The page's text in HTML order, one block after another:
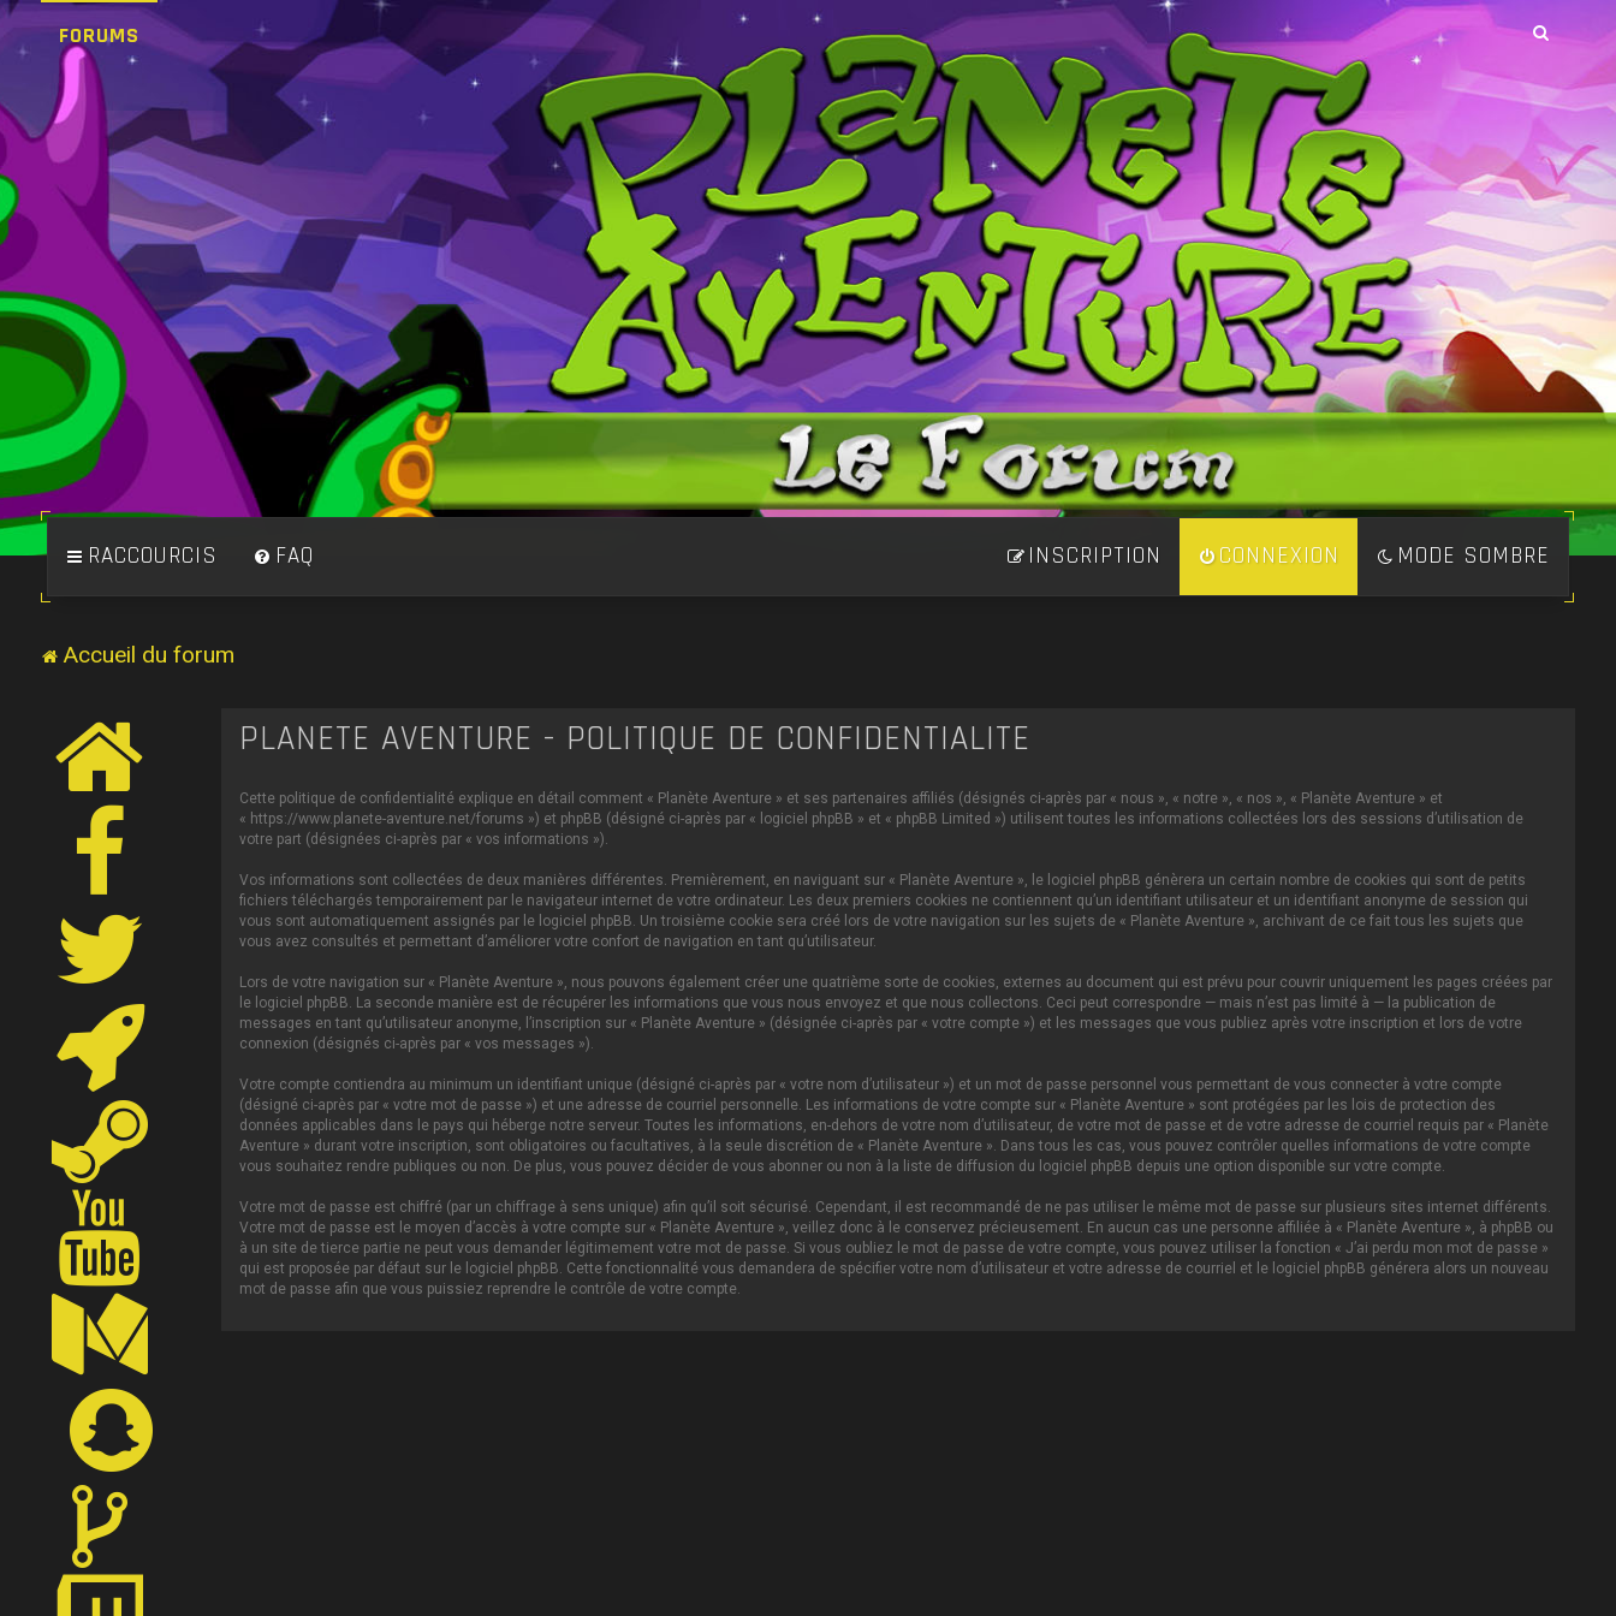
FORUMS
RACCOURCIS MODE SOMBRE
FAQ CONNEXION
INSCRIPTION
Accueil du forum
PLANÈTE AVENTURE - POLITIQUE DE CONFIDENTIALITÉ
Cette politique de confidentialité explique en détail comment « Planète Aventure » et ses partenaires affiliés (désignés ci-après par « nous », « notre », « nos », « Planète Aventure » et
« https://www.planete-aventure.net/forums ») et phpBB (désigné ci-après par « logiciel phpBB » et « phpBB Limited ») utilisent toutes les informations collectées lors des sessions d’utilisation de
votre part (désignées ci-après par « vos informations »).
Vos informations sont collectées de deux manières différentes. Premièrement, en naviguant sur « Planète Aventure », le logiciel phpBB génèrera un certain nombre de cookies qui sont de petits
fichiers téléchargés temporairement par le navigateur internet de votre ordinateur. Les deux premiers cookies ne contiennent qu’un identifiant utilisateur et un identifiant anonyme de session qui
vous sont automatiquement assignés par le logiciel phpBB. Un troisième cookie sera créé lors de votre navigation sur les sujets de « Planète Aventure », archivant de ce fait tous les sujets que
vous avez consultés et permettant d’améliorer votre confort de navigation en tant qu’utilisateur.
Lors de votre navigation sur « Planète Aventure », nous pouvons également créer une quatrième sorte de cookies, externes au document qui est prévu pour couvrir uniquement les pages créées par
le logiciel phpBB. La seconde manière est de récupérer les informations que vous nous envoyez et que nous collectons. Ceci peut correspondre — mais n’est pas limité à — la publication de
messages en tant qu’utilisateur anonyme, l’inscription sur « Planète Aventure » (désignée ci-après par « votre compte ») et les messages que vous publiez après votre inscription et lors de votre
connexion (désignés ci-après par « vos messages »).
Votre compte contiendra au minimum un identifiant unique (désigné ci-après par « votre nom d’utilisateur ») et un mot de passe personnel vous permettant de vous connecter à votre compte
(désigné ci-après par « votre mot de passe ») et une adresse de courriel personnelle. Les informations de votre compte sur « Planète Aventure » sont protégées par les lois de protection des
données applicables dans le pays qui héberge notre serveur. Toutes les informations, en-dehors de votre nom d’utilisateur, de votre mot de passe et de votre adresse de courriel requis par « Planète
Aventure » durant votre inscription, sont obligatoires ou facultatives, à la seule discrétion de « Planète Aventure ». Dans tous les cas, vous pouvez contrôler quelles informations de votre compte
vous souhaitez rendre publiques ou non. De plus, vous pouvez décider de vous abonner ou non à la liste de diffusion du logiciel phpBB depuis une option disponible sur votre compte.
Votre mot de passe est chiffré (par un chiffrage à sens unique) afin qu’il soit sécurisé. Cependant, il est recommandé de ne pas utiliser le même mot de passe sur plusieurs sites internet différents.
Votre mot de passe est le moyen d’accès à votre compte sur « Planète Aventure », veillez donc à le conservez précieusement. En aucun cas une personne affiliée à « Planète Aventure », à phpBB ou
à un site de tierce partie ne peut vous demander légitimement votre mot de passe. Si vous oubliez le mot de passe de votre compte, vous pouvez utiliser la fonction « J’ai perdu mon mot de passe »
qui est proposée par défaut sur le logiciel phpBB. Cette fonctionnalité vous demandera de spécifier votre nom d’utilisateur et votre adresse de courriel et le logiciel phpBB générera alors un nouveau
mot de passe afin que vous puissiez reprendre le contrôle de votre compte.